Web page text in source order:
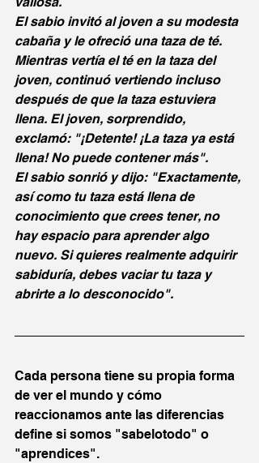
El sabio invitó al joven a su modesta
cabaña y le ofreció una taza de té.
Mientras vertía el té en la taza del
joven, continuó vertiendo incluso
después de que la taza estuviera
llena. El joven, sorprendido,
exclamó: "¡Detente! ¡La taza ya está
llena! No puede contener más".
El sabio sonrió y dijo: "Exactamente,
así como tu taza está llena de
conocimiento que crees tener, no
hay espacio para aprender algo
nuevo. Si quieres realmente adquirir
sabiduría, debes vaciar tu taza y
abrirte a lo desconocido".
Cada persona tiene su propia forma
de ver el mundo y cómo
reaccionamos ante las diferencias
define si somos "sabelotodo" o
"aprendices".